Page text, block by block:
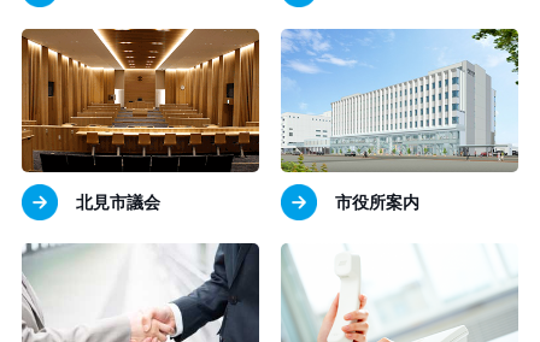
北見市議会 市役所案内